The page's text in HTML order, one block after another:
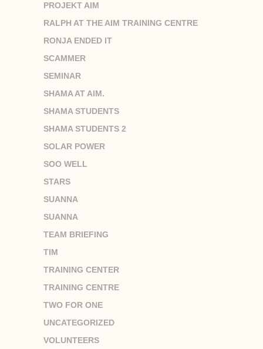
PROJEKT AIM
RALPH AT THE AIM TRAINING CENTRE
RONJA ENDED IT
SCAMMER
SEMINAR
SHAMA AT AIM.
SHAMA STUDENTS
SHAMA STUDENTS 2
SOLAR POWER
SOO WELL
STARS
SUANNA
SUANNA
TEAM BRIEFING
TIM
TRAINING CENTER
TRAINING CENTRE
TWO FOR ONE
UNCATEGORIZED
VOLUNTEERS